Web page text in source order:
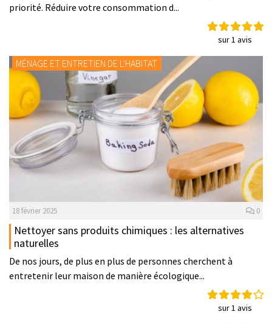
priorité. Réduire votre consommation d...
sur 1 avis
MÉNAGE ET ENTRETIEN DE L'HABITAT
18 février 2025 0
Nettoyer sans produits chimiques : les alternatives
naturelles
De nos jours, de plus en plus de personnes cherchent à
entretenir leur maison de manière écologique...
sur 1 avis